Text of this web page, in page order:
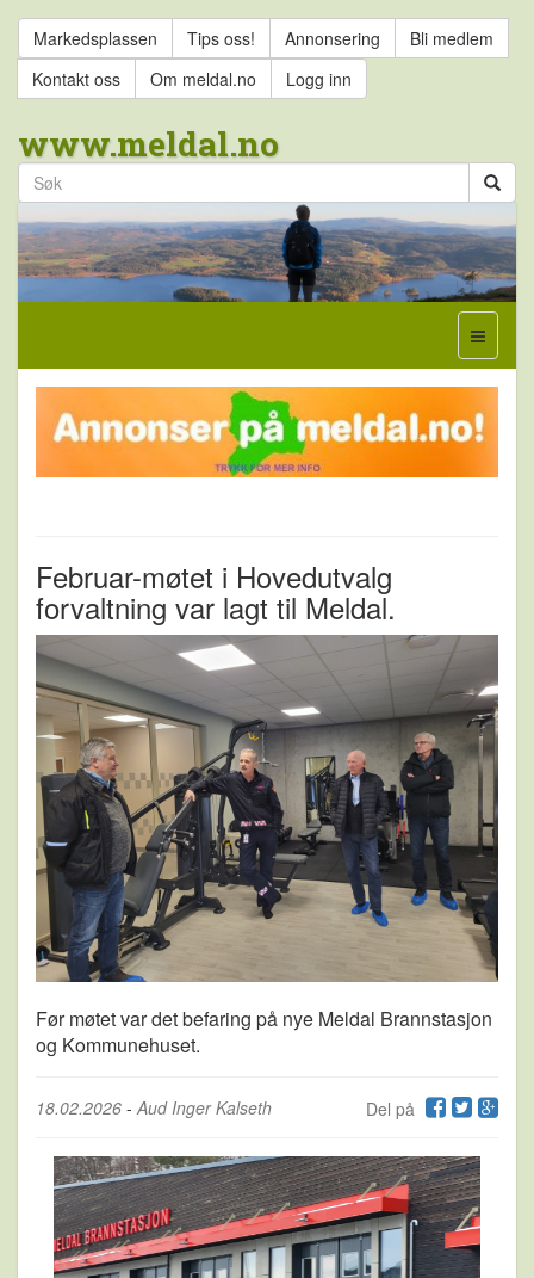
Markedsplassen Tips oss! Annonsering
Bli medlem
Kontakt oss
Om meldal.no Logg inn
www.meldal.no
Februar-møtet i Hovedutvalg
forvaltning var lagt til Meldal.
Før møtet var det befaring på nye Meldal Brannstasjon
og Kommunehuset.
Del på
18.02.2026 - Aud Inger Kalseth